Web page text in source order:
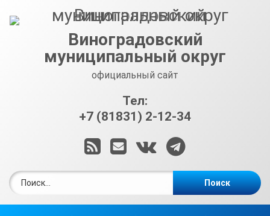
Виноградовский
муниципальный округ
официальный сайт
Тел:
+7 (81831) 2-12-34
RSSE-mailВКонтакте
Telegram